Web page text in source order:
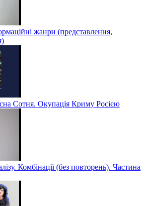
жанри (представлення,
Сотня. Окупація Криму Росією
Комбінації (без повторень). Частина